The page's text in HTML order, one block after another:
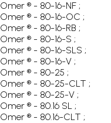
Omer ® - 80-16-NF ;
Omer ® - 80-16-OC ;
Omer ® - 80-16-RB ;
Omer ® - 80-16-S ;
Omer ® - 80-16-SLS ;
Omer ® - 80-16-V ;
Omer ® - 80-25 ;
Omer ® - 80-25-CLT ;
Omer ® - 80-25-V ;
Omer ® - 80.16 SL ;
Omer ® - 80.16-CLT ;